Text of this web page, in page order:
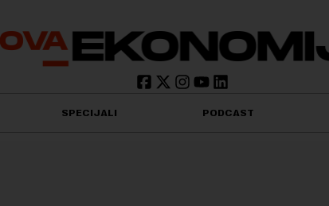
SPECIJALI PODCAST